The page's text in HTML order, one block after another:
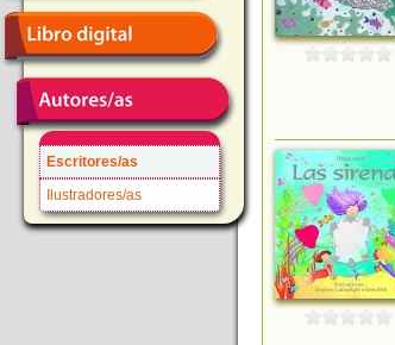
Escritores/as
Ilustradores/as